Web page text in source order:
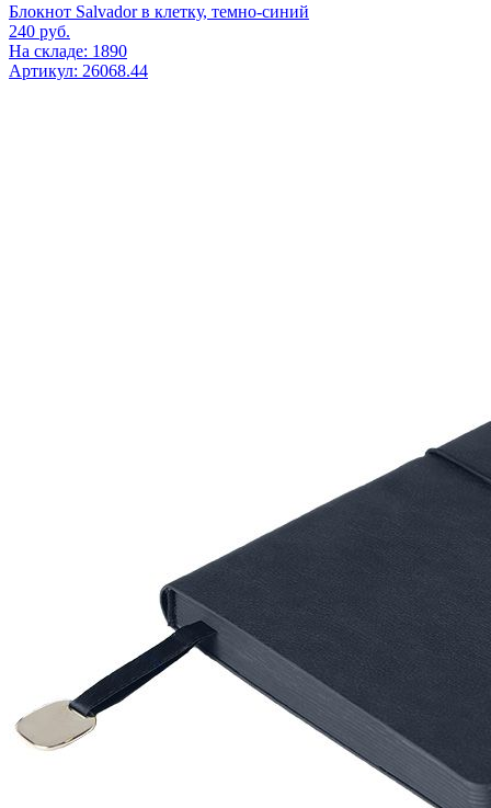
Блокнот Salvador в клетку, темно-синий
240 руб.
На складе: 1890
Артикул: 26068.44